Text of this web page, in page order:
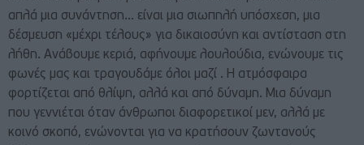
απλά μια συνάντηση… είναι μια σιωπηλή υπόσχεση, μια
δέσμευση «μέχρι τέλους» για δικαιοσύνη και αντίσταση στη
λήθη. Ανάβουμε κεριά, αφήνουμε λουλούδια, ενώνουμε τις
φωνές μας και τραγουδάμε όλοι μαζί . Η ατμόσφαιρα
φορτίζεται από θλίψη, αλλά και από δύναμη. Μια δύναμη
που γεννιέται όταν άνθρωποι διαφορετικοί μεν, αλλά με
κοινό σκοπό, ενώνονται για να κρατήσουν ζωντανούς